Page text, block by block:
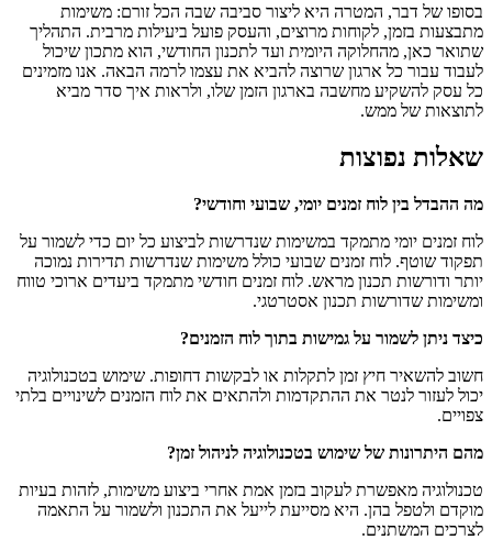
בסופו של דבר, המטרה היא ליצור סביבה שבה הכל זורם: משימות
מתבצעות בזמן, לקוחות מרוצים, והעסק פועל ביעילות מרבית. התהליך
שתואר כאן, מהחלוקה היומית ועד לתכנון החודשי, הוא מתכון שיכול
לעבוד עבור כל ארגון שרוצה להביא את עצמו לרמה הבאה. אנו מזמינים
כל עסק להשקיע מחשבה בארגון הזמן שלו, ולראות איך סדר מביא
לתוצאות של ממש.
שאלות נפוצות
מה ההבדל בין לוח זמנים יומי, שבועי וחודשי?
לוח זמנים יומי מתמקד במשימות שנדרשות לביצוע כל יום כדי לשמור על
תפקוד שוטף. לוח זמנים שבועי כולל משימות שנדרשות תדירות נמוכה
יותר ודורשות תכנון מראש. לוח זמנים חודשי מתמקד ביעדים ארוכי טווח
ומשימות שדורשות תכנון אסטרטגי.
כיצד ניתן לשמור על גמישות בתוך לוח הזמנים?
חשוב להשאיר חיץ זמן לתקלות או לבקשות דחופות. שימוש בטכנולוגיה
יכול לעזור לנטר את ההתקדמות ולהתאים את לוח הזמנים לשינויים בלתי
צפויים.
מהם היתרונות של שימוש בטכנולוגיה לניהול זמן?
טכנולוגיה מאפשרת לעקוב בזמן אמת אחרי ביצוע משימות, לזהות בעיות
מוקדם ולטפל בהן. היא מסייעת לייעל את התכנון ולשמור על התאמה
לצרכים המשתנים.